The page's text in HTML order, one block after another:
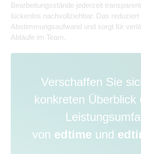
Bearbeitungsstände jederzeit
lückenlos nachvollziehbar. Das reduziert
Abstimmungsaufwand und sorgt für
Abläufe im Team.
Verschaffen Sie
konkreten Überblick
von edtimeund